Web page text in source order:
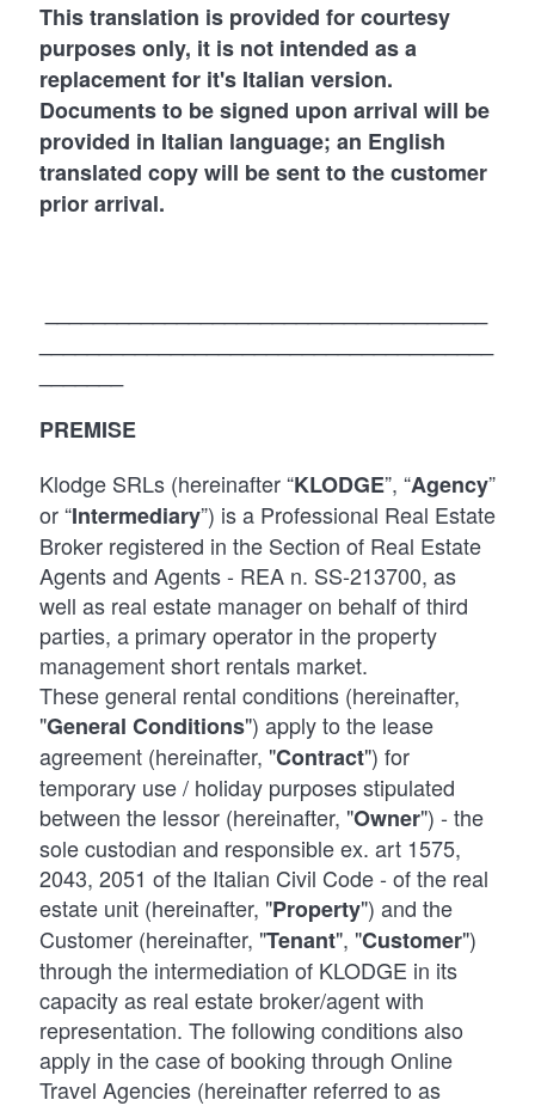
This translation is provided for courtesy
purposes only, it is not intended as a
replacement for it's Italian version.
Documents to be signed upon arrival will be
provided in Italian language; an English
translated copy will be sent to the customer
prior arrival.
PREMISE
Klodge SRLs (hereinafter “KLODGE”, “Agency”
or “Intermediary”) is a Professional Real Estate
Broker registered in the Section of Real Estate
Agents and Agents - REA n. SS-213700, as
well as real estate manager on behalf of third
parties, a primary operator in the property
management short rentals market.
These general rental conditions (hereinafter,
"General Conditions") apply to the lease
agreement (hereinafter, "Contract") for
temporary use / holiday purposes stipulated
between the lessor (hereinafter, "Owner") - the
sole custodian and responsible ex. art 1575,
2043, 2051 of the Italian Civil Code - of the real
estate unit (hereinafter, "Property") and the
Customer (hereinafter, "Tenant", "Customer")
through the intermediation of KLODGE in its
capacity as real estate broker/agent with
representation. The following conditions also
apply in the case of booking through Online
Travel Agencies (hereinafter referred to as